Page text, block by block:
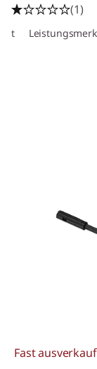
(1)
Fast